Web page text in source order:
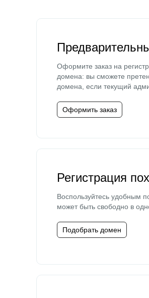
Оформите заказ на
домена: вы сможете
домена, если текущий
Оформить заказ
Регистрация
Воспользуйтесь удобным
может быть свободно в
Подобрать домен